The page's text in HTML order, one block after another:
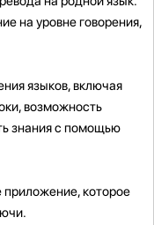
на уровне говорения,
языков, включая
возможность
знания с помощью
приложение, которое